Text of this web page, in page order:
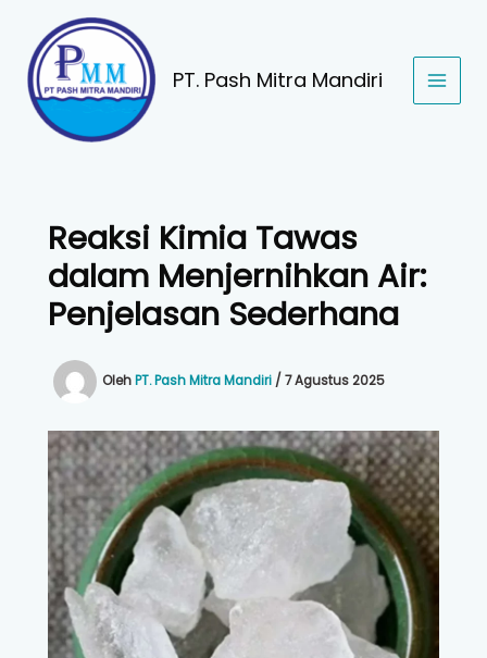
konten
PT. Pash Mitra Mandiri
Reaksi Kimia Tawas
dalam Menjernihkan Air:
Penjelasan Sederhana
OlehPT. Pash Mitra Mandiri / 7 Agustus 2025